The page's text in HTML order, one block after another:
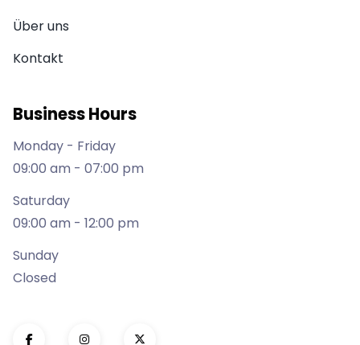
Über uns
Kontakt
Business Hours
Monday - Friday
09:00 am - 07:00 pm
Saturday
09:00 am - 12:00 pm
Sunday
Closed